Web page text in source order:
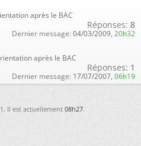
après le BAC
Réponses: 8
Dernier message: 04/03/2009, 20h32
après le BAC
Réponses: 1
Dernier message: 17/07/2007, 06h19
Il est actuellement08h27.